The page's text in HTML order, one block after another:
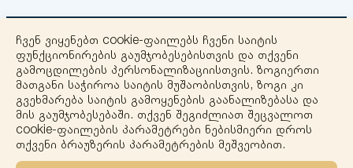
+
−
ჩვენ ვიყენებთ cookie-ფაილებს ჩვენი საიტის
ფუნქციონირების გაუმჯობესებისთვის და თქვენი
გამოცდილების პერსონალიზაციისთვის. ზოგიერთი
მათგანი საჭიროა საიტის მუშაობისთვის, ზოგი კი
გვეხმარება საიტის გამოყენების გაანალიზებასა და
მის გაუმჯობესებაში. თქვენ შეგიძლიათ შეცვალოთ
cookie-ფაილების პარამეტრები ნებისმიერი დროს
თქვენი ბრაუზერის პარამეტრების მეშვეობით.